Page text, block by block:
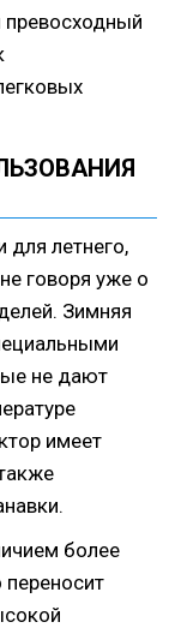
летнего,
говоря уже о
Зимняя
не дают
имеет
более